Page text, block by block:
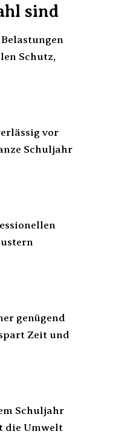
sind
Schutz,
vor
Schuljahr
genügend
Zeit und
Schuljahr
die Umwelt